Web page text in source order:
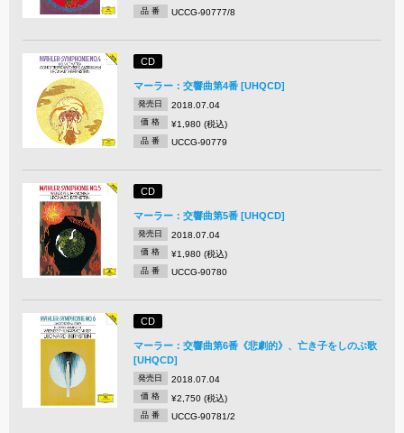
品 番 UCCG-90777/8
CD
マーラー：交響曲第4番 [UHQCD]
発売日 2018.07.04
価 格 ¥1,980 (税込)
品 番 UCCG-90779
CD
マーラー：交響曲第5番 [UHQCD]
発売日 2018.07.04
価 格 ¥1,980 (税込)
品 番 UCCG-90780
CD
マーラー：交響曲第6番《悲劇的》、亡き子をしのぶ歌
[UHQCD]
発売日 2018.07.04
価 格 ¥2,750 (税込)
品 番 UCCG-90781/2